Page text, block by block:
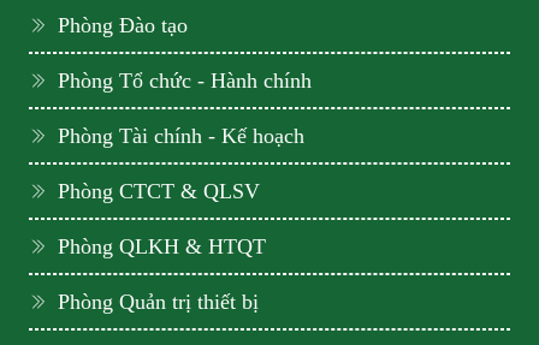
Phòng Đào tạo
Phòng Tổ chức - Hành chính
Phòng Tài chính - Kế hoạch
Phòng CTCT & QLSV
Phòng QLKH & HTQT
Phòng Quản trị thiết bị